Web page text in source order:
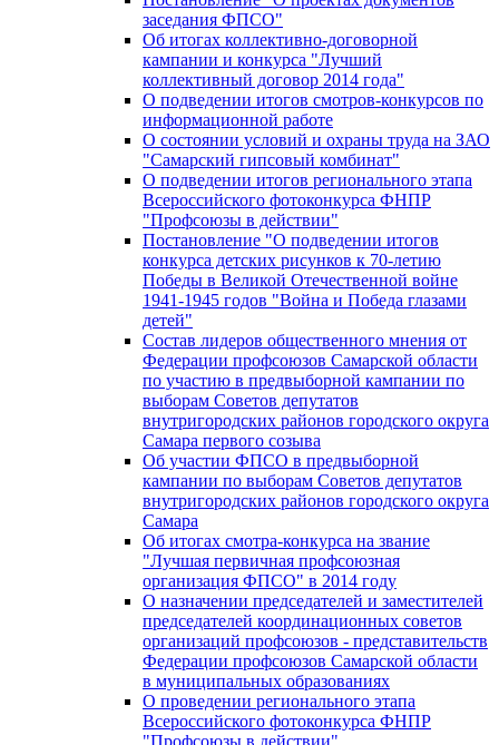
заседания ФПСО"
Об итогах коллективно-договорной
кампании и конкурса "Лучший
коллективный договор 2014 года"
О подведении итогов смотров-конкурсов по
информационной работе
О состоянии условий и охраны труда на ЗАО
"Самарский гипсовый комбинат"
О подведении итогов регионального этапа
Всероссийского фотоконкурса ФНПР
"Профсоюзы в действии"
Постановление "О подведении итогов
конкурса детских рисунков к 70-летию
Победы в Великой Отечественной войне
1941-1945 годов "Война и Победа глазами
детей"
Состав лидеров общественного мнения от
Федерации профсоюзов Самарской области
по участию в предвыборной кампании по
выборам Советов депутатов
внутригородских районов городского округа
Самара первого созыва
Об участии ФПСО в предвыборной
кампании по выборам Советов депутатов
внутригородских районов городского округа
Самара
Об итогах смотра-конкурса на звание
"Лучшая первичная профсоюзная
организация ФПСО" в 2014 году
О назначении председателей и заместителей
председателей координационных советов
организаций профсоюзов - представительств
Федерации профсоюзов Самарской области
в муниципальных образованиях
О проведении регионального этапа
Всероссийского фотоконкурса ФНПР
"Профсоюзы в действии"